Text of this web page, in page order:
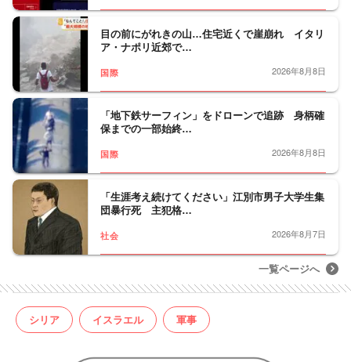
目の前にがれきの山…住宅近くで崖崩れ イタリ
ア・ナポリ近郊で…
国際 2026年8月8日
「地下鉄サーフィン」をドローンで追跡 身柄確
保までの一部始終…
国際 2026年8月8日
「生涯考え続けてください」江別市男子大学生集
団暴行死 主犯格…
社会 2026年8月7日
一覧ページへ
シリア イスラエル 軍事